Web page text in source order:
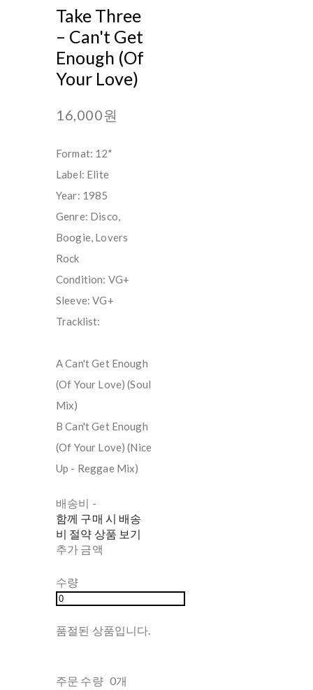
Take Three
‎– Can't Get
Enough (Of
Your Love)
16,000원
Format: 12"
Label: Elite
Year: 1985
Genre: Disco,
Boogie, Lovers
Rock
Condition: VG+
Sleeve: VG+
Tracklist:
A Can't Get Enough
(Of Your Love) (Soul
Mix)
B Can't Get Enough
(Of Your Love) (Nice
Up - Reggae Mix)
배송비 -
함께 구매 시 배송
비 절약 상품 보기
추가 금액
수량
품절된 상품입니다.
주문 수량 0개